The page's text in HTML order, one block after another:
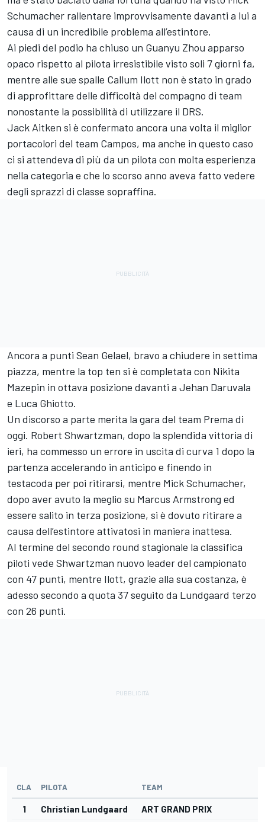
Schumacher rallentare improvvisamente davanti a lui a
causa di un incredibile problema all’estintore.
Ai piedi del podio ha chiuso un Guanyu Zhou apparso
opaco rispetto al pilota irresistibile visto soli 7 giorni fa,
mentre alle sue spalle Callum Ilott non è stato in grado
di approfittare delle difficoltà del compagno di team
nonostante la possibilità di utilizzare il DRS.
Jack Aitken si è confermato ancora una volta il miglior
portacolori del team Campos, ma anche in questo caso
ci si attendeva di più da un pilota con molta esperienza
nella categoria e che lo scorso anno aveva fatto vedere
degli sprazzi di classe sopraffina.
Ancora a punti Sean Gelael, bravo a chiudere in settima
piazza, mentre la top ten si è completata con Nikita
Mazepin in ottava posizione davanti a Jehan Daruvala
e Luca Ghiotto.
Un discorso a parte merita la gara del team Prema di
oggi. Robert Shwartzman, dopo la splendida vittoria di
ieri, ha commesso un errore in uscita di curva 1 dopo la
partenza accelerando in anticipo e finendo in
testacoda per poi ritirarsi, mentre Mick Schumacher,
dopo aver avuto la meglio su Marcus Armstrong ed
essere salito in terza posizione, si è dovuto ritirare a
causa dell’estintore attivatosi in maniera inattesa.
Al termine del secondo round stagionale la classifica
piloti vede Shwartzman nuovo leader del campionato
con 47 punti, mentre Ilott, grazie alla sua costanza, è
adesso secondo a quota 37 seguito da Lundgaard terzo
con 26 punti.
CLA PILOTA TEAM
1 Christian Lundgaard ART GRAND PRIX